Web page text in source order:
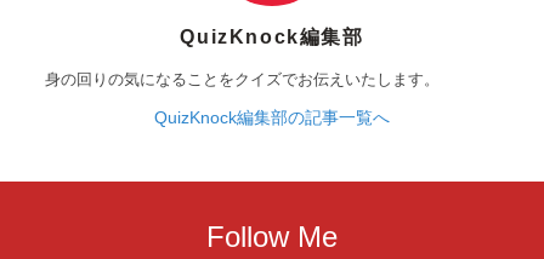
QuizKnock編集部
身の回りの気になることをクイズでお伝えいたします。
QuizKnock編集部の記事一覧へ
Follow Me